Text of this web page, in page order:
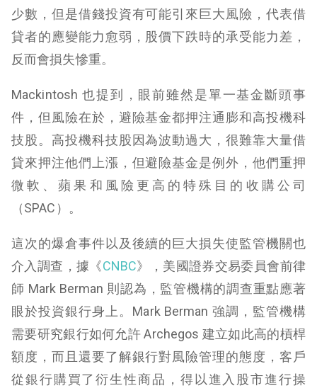
少數，但是借錢投資有可能引來巨大風險，代表借
貸者的應變能力愈弱，股價下跌時的承受能力差，
反而會損失慘重。
Mackintosh 也提到，眼前雖然是單一基金斷頭事
件，但風險在於，避險基金都押注通膨和高投機科
技股。高投機科技股因為波動過大，很難靠大量借
貸來押注他們上漲，但避險基金是例外，他們重押
微軟、蘋果和風險更高的特殊目的收購公司
（SPAC）。
這次的爆倉事件以及後續的巨大損失使監管機關也
介入調查，據《CNBC》，美國證券交易委員會前律
師 Mark Berman 則認為，監管機構的調查重點應著
眼於投資銀行身上。Mark Berman 強調，監管機構
需要研究銀行如何允許 Archegos 建立如此高的槓桿
額度，而且還要了解銀行對風險管理的態度，客戶
從銀行購買了衍生性商品，得以進入股市進行操